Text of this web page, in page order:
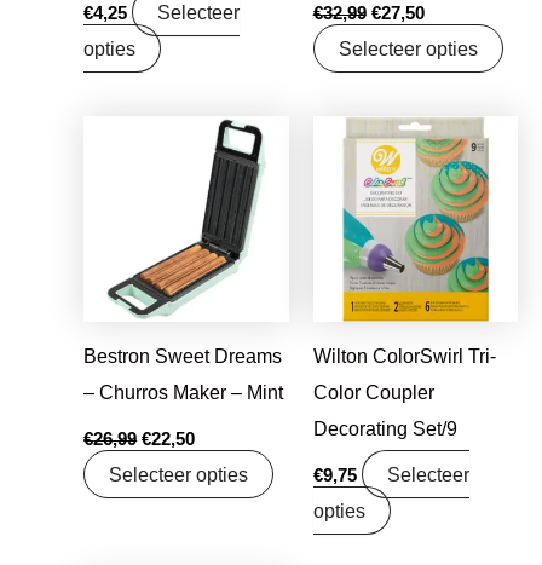
€4,25
Selecteer
opties
€32,99 €27,50
Selecteer opties
Bestron Sweet Dreams
– Churros Maker – Mint
€26,99
Oorspronkelijke
€22,50
Huidige
prijs
is:
€22,50.
Selecteer opties
Wilton ColorSwirl Tri-
Color Coupler
Decorating Set/9
€9,75
Selecteer
opties